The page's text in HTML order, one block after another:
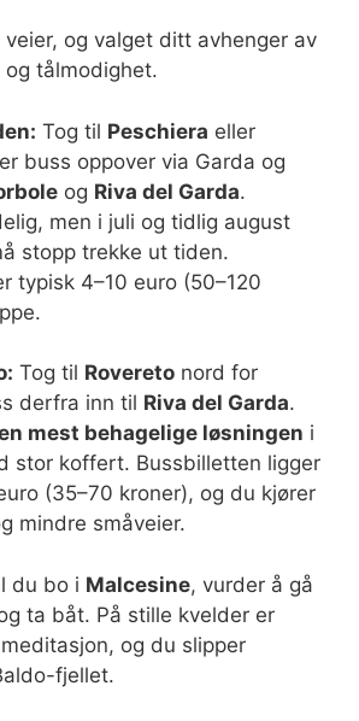
og valget ditt avhenger av
tålmodighet.
Tog til Peschiera eller
buss oppover via Garda og
og Riva del Garda.
men i juli og tidlig august
stopp trekke ut tiden.
typisk 4–10 euro (50–120
Tog til Rovereto nord for
derfra inn til Riva del Garda.
mest behagelige løsningen i
stor koffert. Bussbilletten ligger
(35–70 kroner), og du kjører
mindre småveier.
du bo i Malcesine, vurder å gå
ta båt. På stille kvelder er
og du slipper
fjellet.